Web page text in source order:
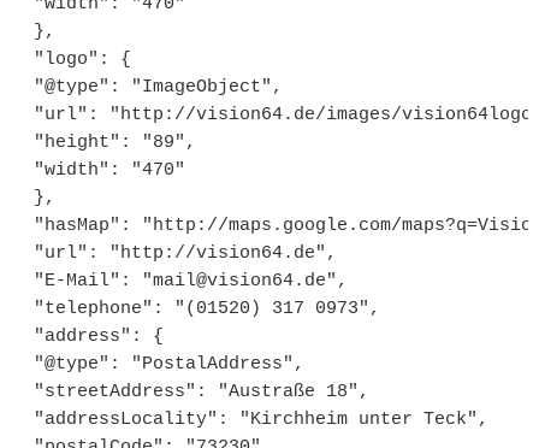
},
"logo": {
"@type": "ImageObject",
"url": "http://vision64.de/images/
"height": "89",
"width": "470"
},
"hasMap": "http://maps.google.com/
"url": "http://vision64.de",
"E-Mail": "mail@vision64.de",
"telephone": "(01520) 317 0973",
"address": {
"@type": "PostalAddress",
"streetAddress": "Austraße 18",
"addressLocality": "Kirchheim unter Teck",